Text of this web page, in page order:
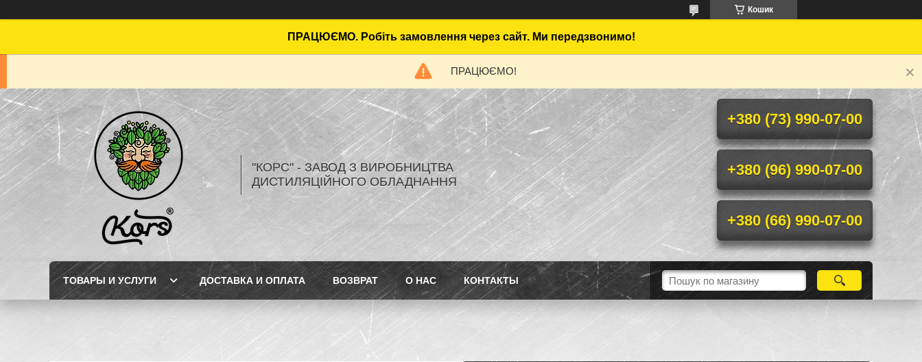
Кошик
ПРАЦЮЄМО. Робіть замовлення через сайт. Ми передзвонимо!
ПРАЦЮЄМО!
"КОРС" - ЗАВОД З ВИРОБНИЦТВА
ДИСТИЛЯЦІЙНОГО ОБЛАДНАННЯ
+380 (73) 990-07-00
+380 (96) 990-07-00
+380 (66) 990-07-00
ТОВАРЫ И УСЛУГИ ДОСТАВКА И ОПЛАТА ВОЗВРАТ О НАС КОНТАКТЫ